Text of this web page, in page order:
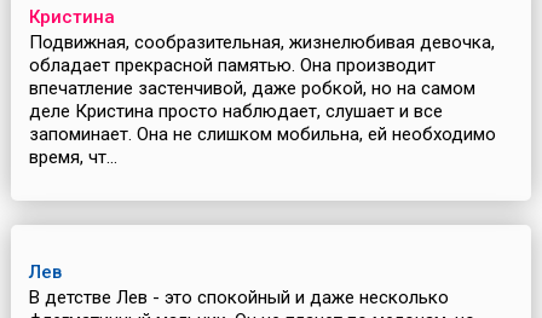
Кристина
Подвижная, сообразительная, жизнелюбивая девочка,
обладает прекрасной памятью. Она производит
впечатление застенчивой, даже робкой, но на самом
деле Кристина просто наблюдает, слушает и все
запоминает. Она не слишком мобильна, ей необходимо
время, чт...
Лев
В детстве Лев - это спокойный и даже несколько